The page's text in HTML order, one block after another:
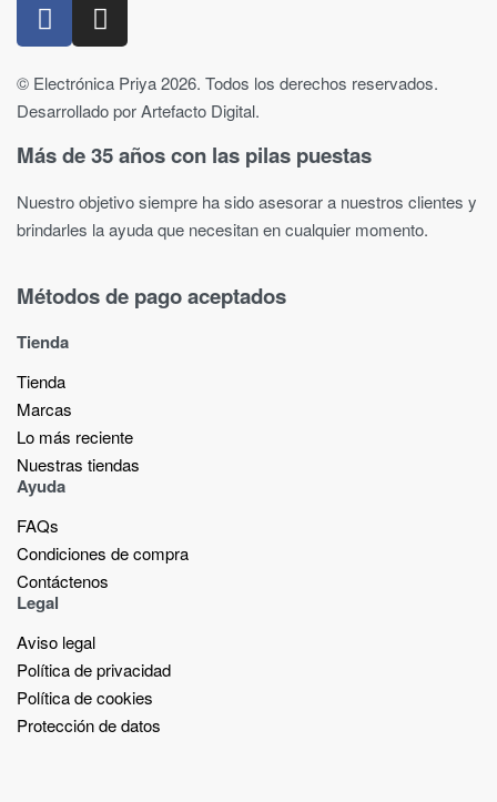
© Electrónica Priya 2026. Todos los derechos reservados.
Desarrollado por Artefacto Digital.
Más de 35 años con las pilas puestas
Nuestro objetivo siempre ha sido asesorar a nuestros clientes y
brindarles la ayuda que necesitan en cualquier momento.
Métodos de pago aceptados
Tienda
Tienda
Marcas
Lo más reciente​
Nuestras tiendas​
Ayuda
FAQs
Condiciones de compra
Contáctenos
Legal
Aviso legal
Política de privacidad
Política de cookies
Protección de datos